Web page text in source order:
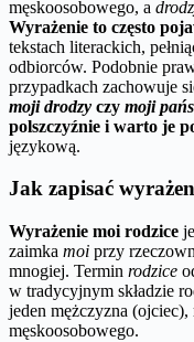
męskoosobowego, a
Wyrażenie to często
tekstach literackich,
odbiorców. Podobnie
przypadkach zachowuje
moji drodzy czy moji
polszczyźnie i warto je
językową.
Jak zapisać
Wyrażenie moi rodzice
zaimka moi przy
mnogiej. Termin rodzice
w tradycyjnym składzie
jeden mężczyzna
męskoosobowego.